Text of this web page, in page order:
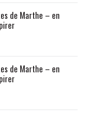
de Marthe – en
de Marthe – en